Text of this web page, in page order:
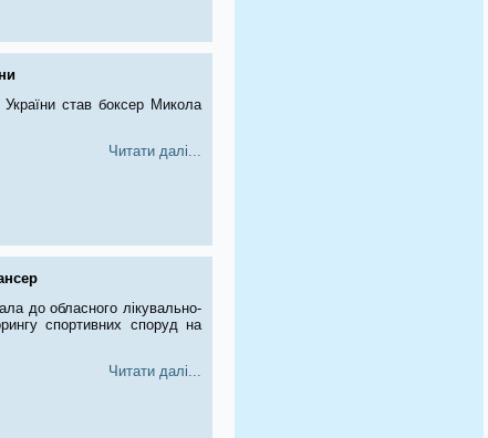
став боксер Микола
Читати далі...
до обласного лікувально-
спортивних споруд на
Читати далі...